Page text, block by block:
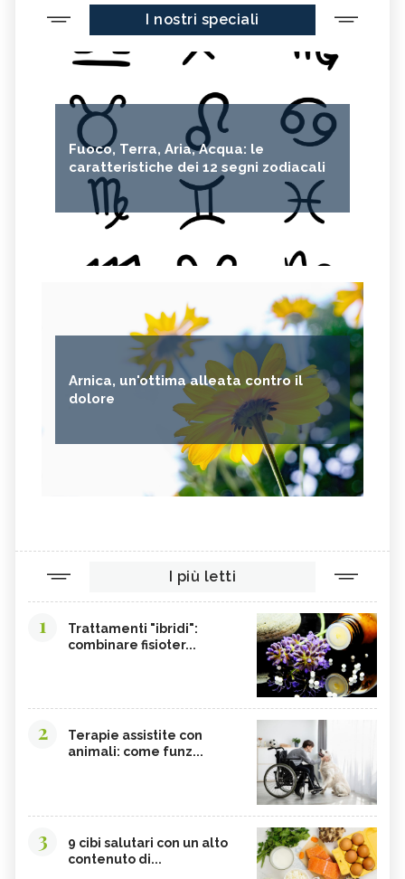
I nostri speciali
Fuoco, Terra, Aria, Acqua: le
caratteristiche dei 12 segni zodiacali
Arnica, un'ottima alleata contro il
dolore
I più letti
1
Trattamenti "ibridi":
combinare fisioter...
2
Terapie assistite con
animali: come funz...
3
9 cibi salutari con un alto
contenuto di...